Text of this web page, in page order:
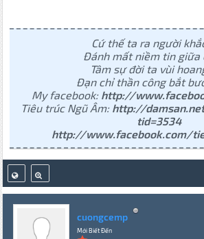
Cứ thế ta ra người
Đánh mất niềm tin giữa
Tâm sự đời ta vùi
Đạn chỉ thần công bắt
My facebook: http://
Tiêu trúc Ngũ Âm: http://
tid=3534
http://www.facebook.com/
cuongcemp
Mới Biết Đến